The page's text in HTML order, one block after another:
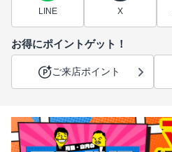
LINE X
お得にポイントゲット！
ご来店ポイント